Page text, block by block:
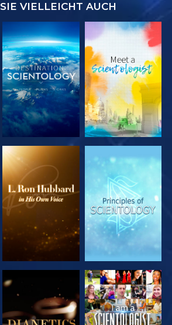
SIE VIELLEICHT AUCH
SERIE
ENTDECKEN
SERIE
ENTDECKEN
SERIE
ENTDECKEN
ANSEHEN